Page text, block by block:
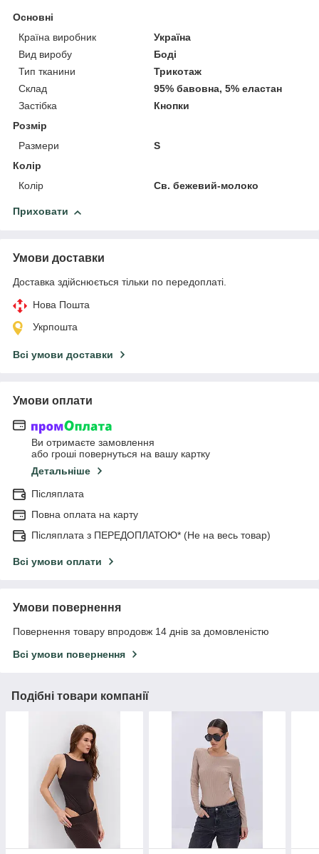
Основні
Країна виробник
Україна
Вид виробу
Боді
Тип тканини
Трикотаж
Склад
95% бавовна, 5% еластан
Застібка
Кнопки
Розмір
Размери
S
Колір
Колір
Св. бежевий-молоко
Приховати
Умови доставки
Доставка здійснюється тільки по передоплаті.
Нова Пошта
Укрпошта
Всі умови доставки
Умови оплати
Ви отримаєте замовлення
або гроші повернуться на вашу картку
Детальніше
Післяплата
Повна оплата на карту
Післяплата з ПЕРЕДОПЛАТОЮ* (Не на весь товар)
Всі умови оплати
Умови повернення
Повернення товару впродовж 14 днів за домовленістю
Всі умови повернення
Подібні товари компанії